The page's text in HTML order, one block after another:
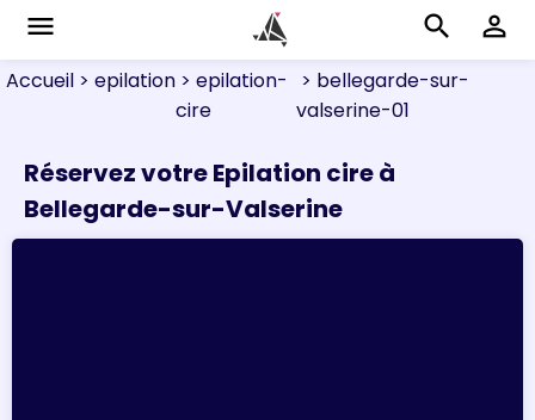
menu search perm_identity
Accueil > epilation > epilation-
cire
> bellegarde-sur-
valserine-01
Réservez votre Epilation cire à
Bellegarde-sur-Valserine